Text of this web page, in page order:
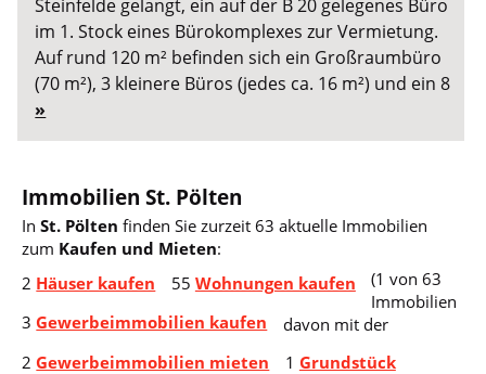
Steinfelde gelangt, ein auf der B 20 gelegenes Büro
im 1. Stock eines Bürokomplexes zur Vermietung.
Auf rund 120 m² befinden sich ein Großraumbüro
(70 m²), 3 kleinere Büros (jedes ca. 16 m²) und ein 8
»
Immobilien St. Pölten
InSt. Pölten finden Sie zurzeit 63 aktuelle Immobilien
zum Kaufen und Mieten:
2 Häuser kaufen 55 Wohnungen kaufen
3Gewerbeimmobilien kaufen
2Gewerbeimmobilien mieten 1 Grundstück
(1 von 63
Immobilien
davon mit der